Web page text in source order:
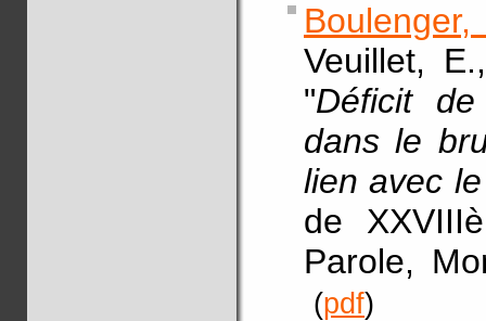
Veuillet,
"Déficit
dans le
lien avec
de
Parole,
(pdf)